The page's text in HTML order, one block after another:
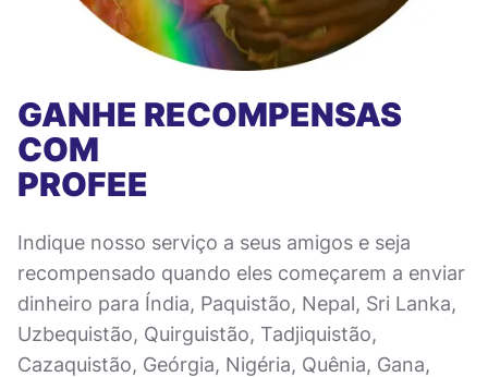
GANHE RECOMPENSAS
COM
PROFEE
Indique nosso serviço a seus amigos e seja
recompensado quando eles começarem a enviar
dinheiro para Índia, Paquistão, Nepal, Sri Lanka,
Uzbequistão, Quirguistão, Tadjiquistão,
Cazaquistão, Geórgia, Nigéria, Quênia, Gana,